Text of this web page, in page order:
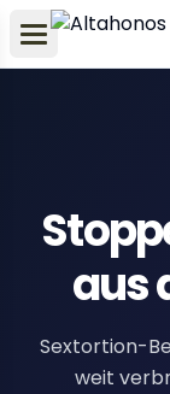
aus
Sextortion-
weit